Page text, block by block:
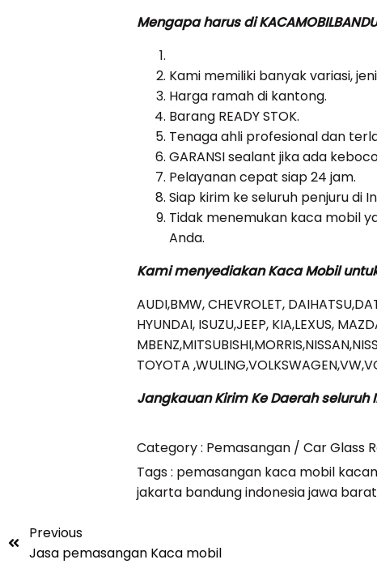
Mengapa harus di
Kami memiliki banyak variasi,
Harga ramah di kantong.
Barang READY STOK.
Tenaga ahli profesional dan
GARANSI sealant jika ada
Pelayanan cepat siap 24 jam.
Siap kirim ke seluruh penjuru di
Tidak menemukan kaca mobil
Anda.
Kami menyediakan Kaca Mobil
AUDI,BMW, CHEVROLET,
HYUNDAI, ISUZU,JEEP, KIA,LEXUS,
TOYOTA
Jangkauan Kirim Ke Daerah seluruh
Category : Pemasangan / Car Glass
Tags : pemasangan kaca mobil
jakarta bandung indonesia jawa
Previous
Jasa pemasangan Kaca mobil